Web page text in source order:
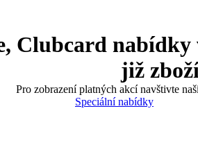
Clubcard
již
Pro zobrazení platných akcí navštivte
Speciální nabídky